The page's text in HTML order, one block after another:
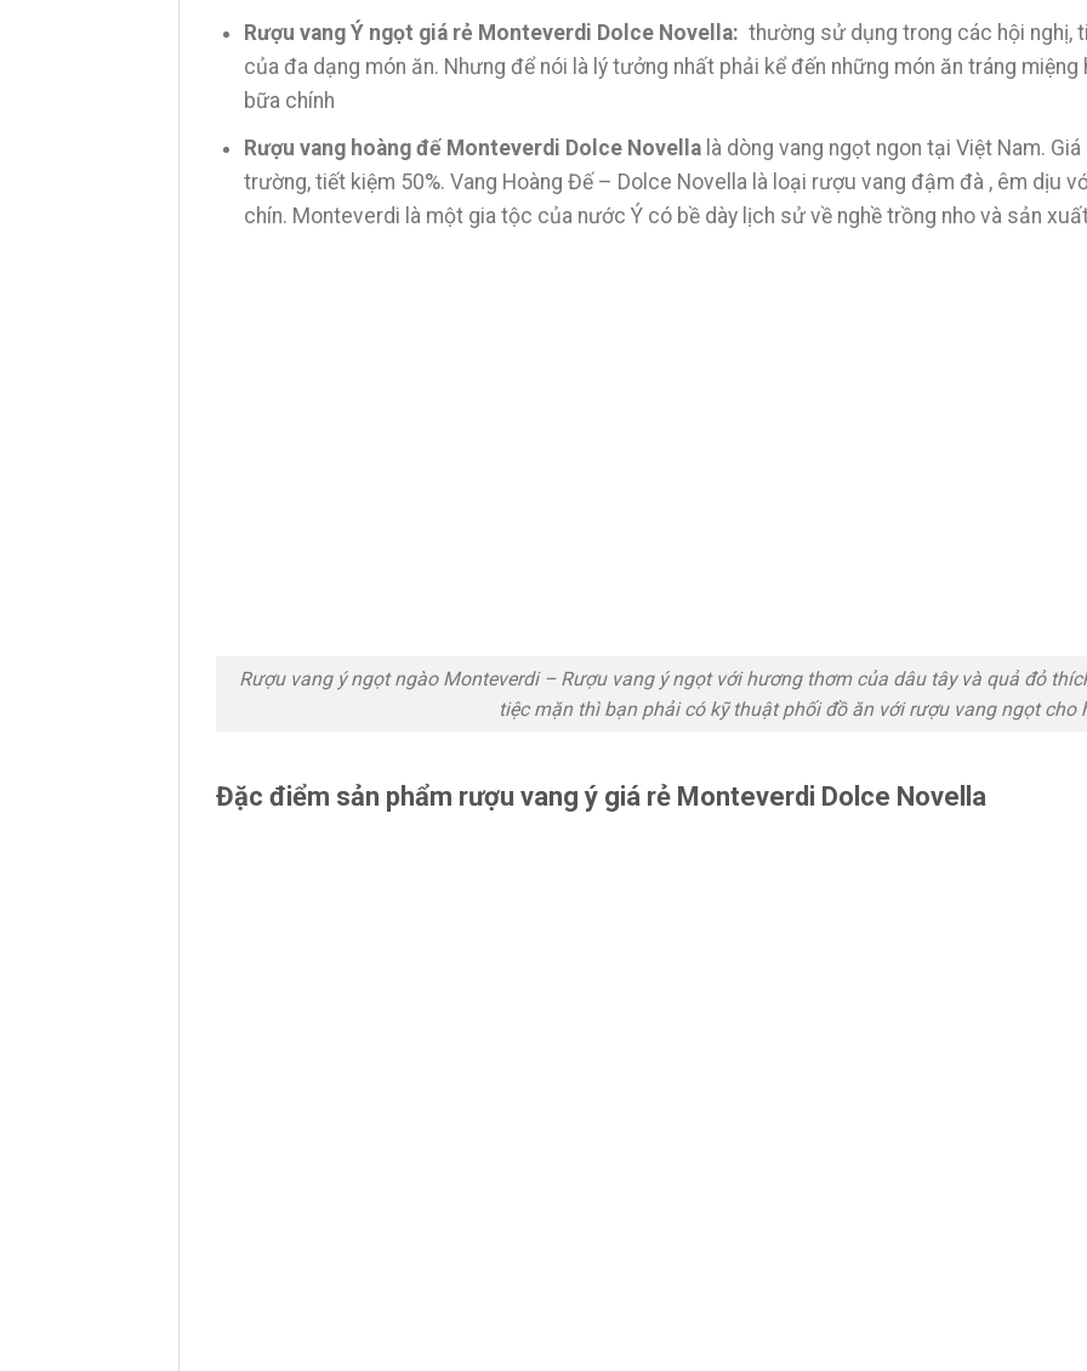
Rượu vang Ý ngọt giá rẻ Monteverdi Dolce Novella: thường sử dụng trong các hội nghị,
của đa dạng món ăn. Nhưng để nói là lý tưởng nhất phải kể đến những món ăn tráng
bữa chính
Rượu vang hoàng đế Monteverdi Dolce Novellalà dòng vang ngọt ngon tại Việt Nam.
trường, tiết kiệm 50%. Vang Hoàng Đế – Dolce Novella là loại rượu vang đậm đà , êm dịu
chín. Monteverdi là một gia tộc của nước Ý có bề dày lịch sử về nghề trồng nho và sản
Rượu vang ý ngọt ngào Monteverdi – Rượu vang ý ngọt với hương thơm của dâu tây và quả đỏ
tiệc mặn thì bạn phải có kỹ thuật phối đồ ăn với rượu vang ngọt cho
Đặc điểm sản phẩm rượu vang ý giá rẻ Monteverdi Dolce Novella